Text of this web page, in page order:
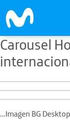
Skip to main content
Carousel
…Imagen BG